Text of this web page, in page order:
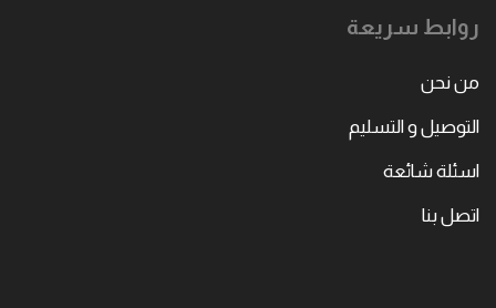
روابط سريعة
من نحن
التوصيل و التسليم
اسئلة شائعة
اتصل بنا